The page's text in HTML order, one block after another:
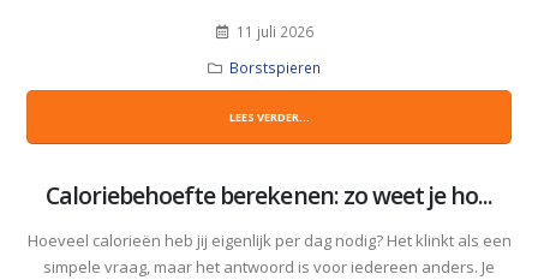
11 juli 2026
Borstspieren
LEES VERDER...
Caloriebehoefte berekenen: zo weet je ho...
Hoeveel calorieën heb jij eigenlijk per dag nodig? Het klinkt als een
simpele vraag, maar het antwoord is voor iedereen anders. Je